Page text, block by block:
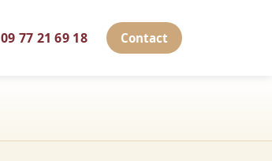
09 77 21 69 18 Contact